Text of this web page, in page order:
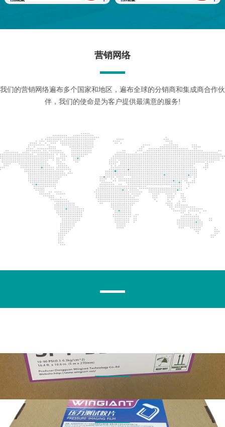
营销网络
我们的营销网络遍布多个国家和地区，遍布全球的分销商和集成商合作伙
伴，我们的使命是为客户提供最满意的服务!